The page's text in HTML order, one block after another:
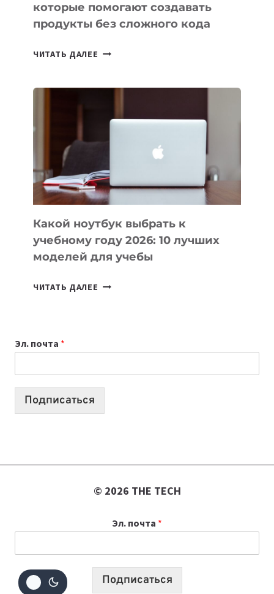
которые помогают создавать
продукты без сложного кода
ЧИТАТЬ ДАЛЕЕ
ПОМОГАЮТ
СОЗДАВАТЬ
БЕЗ
СЛОЖНОГО
КОДА
Какой ноутбук выбрать к
учебному году 2026: 10 лучших
моделей для учебы
ЧИТАТЬ ДАЛЕЕ КАКОЙ
2026:
10
Эл. почта *
Подписаться
© 2026 THE TECH
Эл. почта *
Подписаться